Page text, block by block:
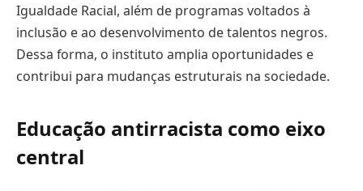
Igualdade Racial, além de programas voltados à
inclusão e ao desenvolvimento de talentos negros.
Dessa forma, o instituto amplia oportunidades e
contribui para mudanças estruturais na sociedade.
Educação antirracista como eixo
central